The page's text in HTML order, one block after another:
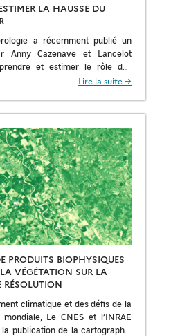
LA HAUSSE DU
a récemment publié un
Anny Cazenave et Lancelot
et estimer le rôle des
du niveau de […]Lire la suite →
PRODUITS BIOPHYSIQUES
VÉGÉTATION SUR LA
climatique et des défis de la
Le CNES et l’INRAE
publication de la cartographie